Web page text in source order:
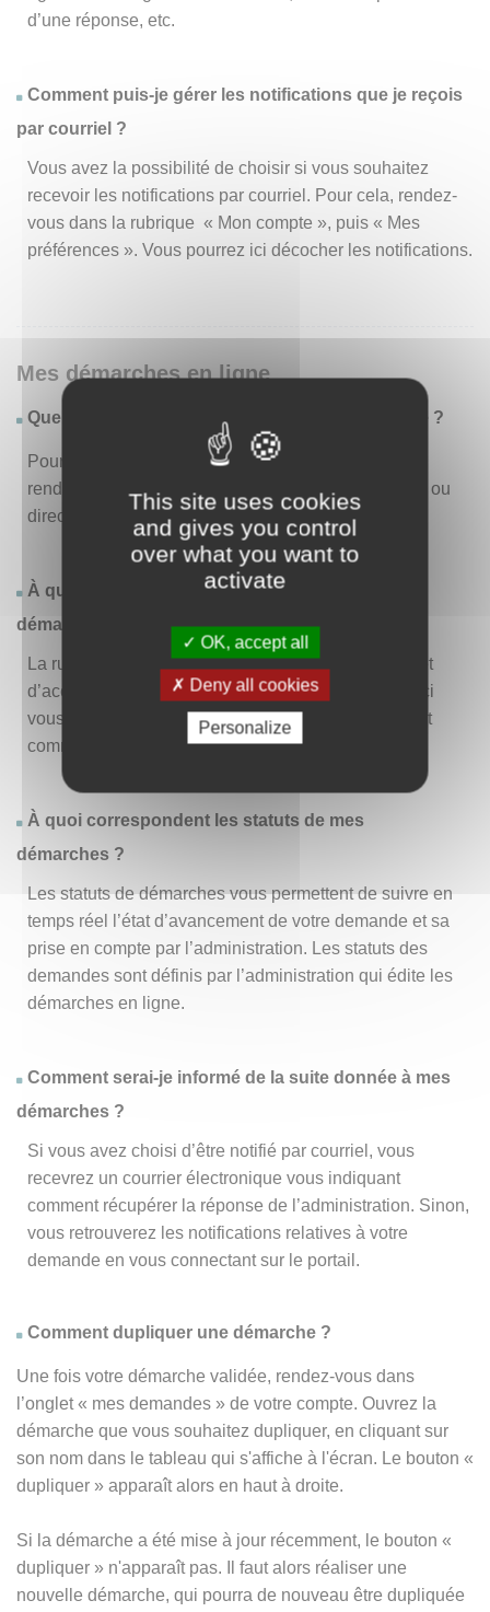
This site uses cookies
and gives you control
over what you want to
activate
OK, accept all
Deny all cookies
Personalize
d’une réponse, etc.
Comment puis-je gérer les notifications que je reçois
par courriel ?
Vous avez la possibilité de choisir si vous souhaitez
recevoir les notifications par courriel. Pour cela, rendez-
vous dans la rubrique « Mon compte », puis « Mes
préférences ». Vous pourrez ici décocher les notifications.
Mes démarches en ligne
Quelles sont les démarches disponibles en ligne ?
Pour consulter la liste des démarches disponibles,
rendez-vous dans le menu « Liste des démarches » ou
directement en page d’accueil.
À quoi correspond la rubrique « Effectuer une
démarche » ?
La rubrique « Effectuer une démarche » vous permet
d’accéder à la liste des démarches disponibles. D’ici
vous pouvez choisir la démarche vous intéressant et
commencer à la remplir en un clic.
À quoi correspondent les statuts de mes
démarches ?
Les statuts de démarches vous permettent de suivre en
temps réel l’état d’avancement de votre demande et sa
prise en compte par l’administration. Les statuts des
demandes sont définis par l’administration qui édite les
démarches en ligne.
Comment serai-je informé de la suite donnée à mes
démarches ?
Si vous avez choisi d’être notifié par courriel, vous
recevrez un courrier électronique vous indiquant
comment récupérer la réponse de l’administration. Sinon,
vous retrouverez les notifications relatives à votre
demande en vous connectant sur le portail.
Comment dupliquer une démarche ?
Une fois votre démarche validée, rendez-vous dans
l’onglet « mes demandes » de votre compte. Ouvrez la
démarche que vous souhaitez dupliquer, en cliquant sur
son nom dans le tableau qui s'affiche à l'écran. Le bouton «
dupliquer » apparaît alors en haut à droite.
Si la démarche a été mise à jour récemment, le bouton «
dupliquer » n'apparaît pas. Il faut alors réaliser une
nouvelle démarche, qui pourra de nouveau être dupliquée